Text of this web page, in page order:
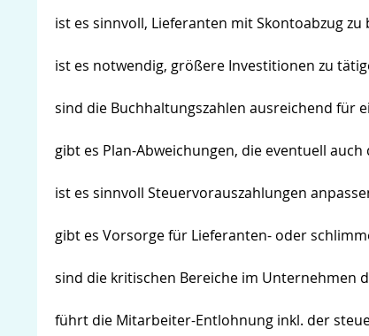
ist es sinnvoll, Lieferanten mit Skontoabzug zu
ist es notwendig, größere Investitionen zu
sind die Buchhaltungszahlen ausreichend für
gibt es Plan-Abweichungen, die eventuell
ist es sinnvoll Steuervorauszahlungen
gibt es Vorsorge für Lieferanten- oder
sind die kritischen Bereiche im Unternehmen
führt die Mitarbeiter-Entlohnung inkl. der